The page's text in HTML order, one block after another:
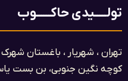
تولـــــیدی حاکــــــوب
تهران ، شهریار ، باغستان
کوچه نگین جنوبی، بن بست